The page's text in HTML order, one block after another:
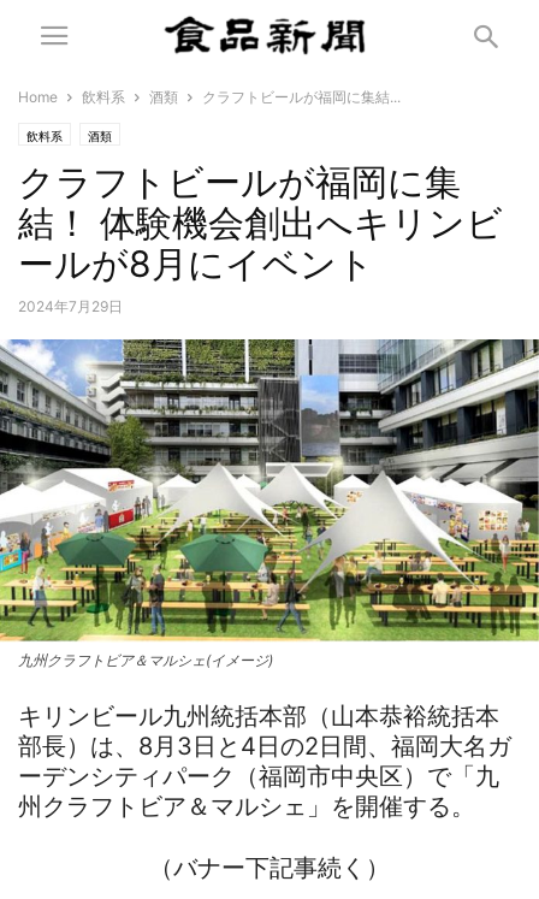
Home 飲料系 酒類 クラフトビールが福岡に集結...
飲料系 酒類
クラフトビールが福岡に集
結！ 体験機会創出へキリンビ
ールが8月にイベント
2024年7月29日
九州クラフトビア＆マルシェ(イメージ)
キリンビール九州統括本部（山本恭裕統括本
部長）は、8月3日と4日の2日間、福岡大名ガ
ーデンシティパーク（福岡市中央区）で「九
州クラフトビア＆マルシェ」を開催する。
（バナー下記事続く）